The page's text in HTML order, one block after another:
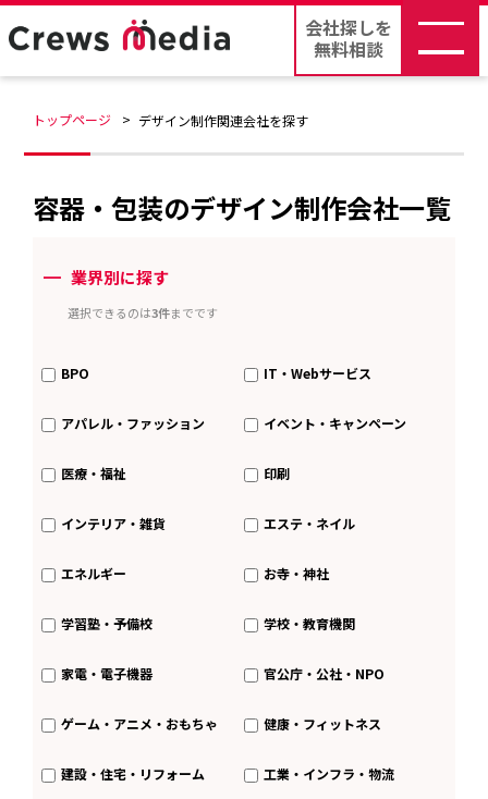
会社探しを
無料相談
トップページ デザイン制作関連会社を探す
容器・包装のデザイン制作会社一覧
ー 業界別に探す
選択できるのは3件までです
BPO IT・Webサービス
アパレル・ファッション イベント・キャンペーン
医療・福祉 印刷
インテリア・雑貨 エステ・ネイル
エネルギー お寺・神社
学習塾・予備校 学校・教育機関
家電・電子機器 官公庁・公社・NPO
ゲーム・アニメ・おもちゃ 健康・フィットネス
建設・住宅・リフォーム 工業・インフラ・物流